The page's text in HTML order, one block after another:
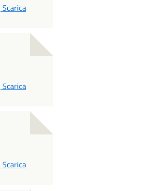
PDF
Scarica
PDF
Scarica
PDF
Scarica